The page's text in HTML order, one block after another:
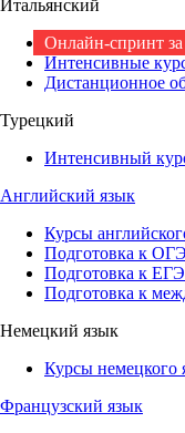
Итальянский
Онлайн-спринт за
Интенсивные
Дистанционное
Турецкий
Интенсивный
Английский язык
Курсы
Подготовка к
Подготовка к
Подготовка к
Немецкий язык
Курсы немецкого
Французский язык